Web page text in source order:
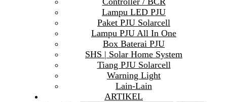
Lampu LED PJU
Paket PJU Solarcell
Lampu PJU All In One
Box Baterai PJU
SHS | Solar Home System
Tiang PJU Solarcell
Warning Light
Lain-Lain
ARTIKEL